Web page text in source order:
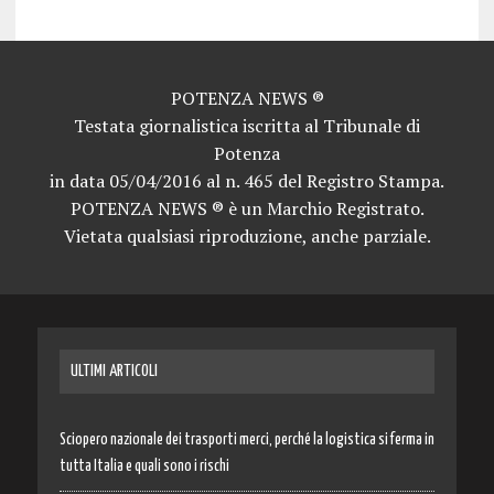
POTENZA NEWS ®
Testata giornalistica iscritta al Tribunale di
Potenza
in data 05/04/2016 al n. 465 del Registro Stampa.
POTENZA NEWS ® è un Marchio Registrato.
Vietata qualsiasi riproduzione, anche parziale.
ULTIMI ARTICOLI
Sciopero nazionale dei trasporti merci, perché la logistica si ferma in
tutta Italia e quali sono i rischi